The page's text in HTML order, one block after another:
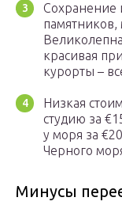
Сохранение
памятников,
красивая
курорты –
Низкая
студию за
у моря за
Черного
Минусы